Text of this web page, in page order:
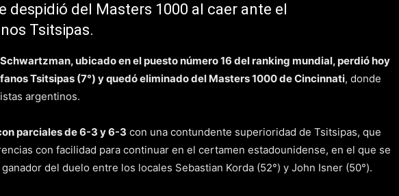
despidió del Masters 1000 al caer ante el
Tsitsipas.
ubicado en el puesto número 16 del ranking mundial, perdió hoy
Tsitsipas (7°) y quedó eliminado del Masters 1000 de Cincinnati, donde
argentinos.
parciales de 6-3 y 6-3 con una contundente superioridad de Tsitsipas, que
con facilidad para continuar en el certamen estadounidense, en el que se
del duelo entre los locales Sebastian Korda (52°) y John Isner (50°).